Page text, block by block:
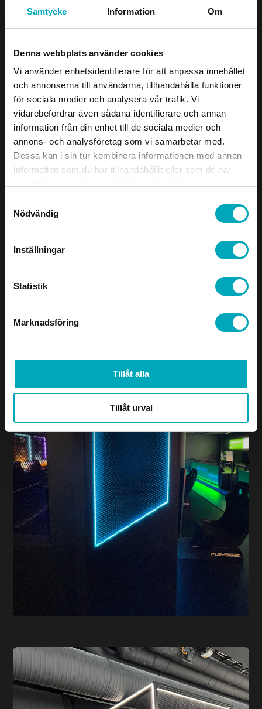
Samtycke Information Om
Denna webbplats använder cookies
Vi använder enhetsidentifierare för att anpassa innehållet
och annonserna till användarna, tillhandahålla funktioner
för sociala medier och analysera vår trafik. Vi
vidarebefordrar även sådana identifierare och annan
information från din enhet till de sociala medier och
annons- och analysföretag som vi samarbetar med.
Dessa kan i sin tur kombinera informationen med annan
information som du har tillhandahållit eller som de har
Nödvändig
Inställningar
Statistik
Marknadsföring
Tillåt alla
Tillåt urval